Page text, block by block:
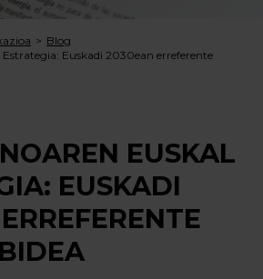
Blog
Euskadi 2030ean erreferente
EUSKAL
EUSKADI